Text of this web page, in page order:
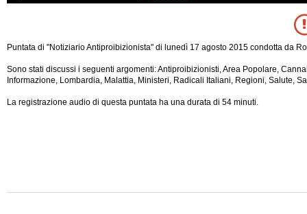
Puntata di "Notiziario Antiproibizionista" di lunedì 17 agosto 2015 condotta da
Sono stati discussi i seguenti argomenti: Antiproibizionisti, Area Popolare,
Informazione, Lombardia, Malattia, Ministeri, Radicali Italiani, Regioni, Salute,
La registrazione audio di questa puntata ha una durata di 54 minuti.